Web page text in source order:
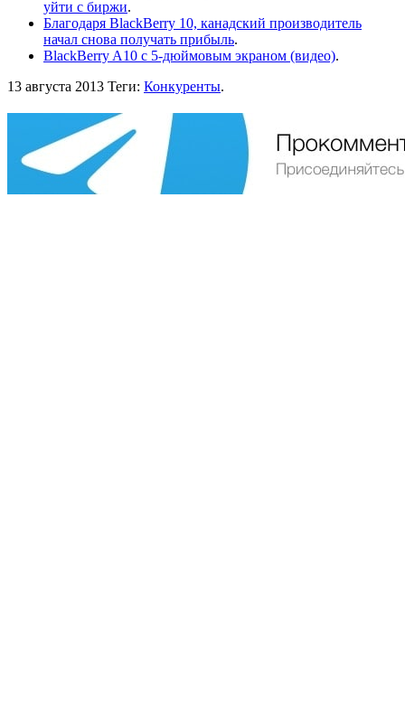
уйти с биржи.
Благодаря BlackBerry 10, канадский производитель
начал снова получать прибыль.
BlackBerry A10 с 5-дюймовым экраном (видео).
13 августа 2013 Теги: Конкуренты.